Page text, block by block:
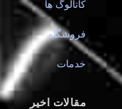
کاتالوگ ها
فروشگاه
خدمات
مقالات اخیر